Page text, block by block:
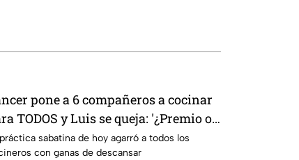
pone a 6 compañeros a cocinar
TODOS y Luis se queja: '¿Premio o
(VIDEO)
sabatina de hoy agarró a todos los
con ganas de descansar